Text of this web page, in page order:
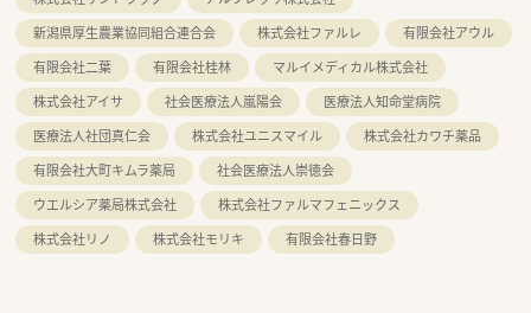
新潟県厚生農業協同組合連合会
株式会社ファルレ
有限会社アウル
有限会社二葉
有限会社桂林
マルイメディカル株式会社
株式会社アイサ
社会医療法人嵐陽会
医療法人知命堂病院
医療法人社団真仁会
株式会社ユニスマイル
株式会社カワチ薬品
有限会社大町キムラ薬局
社会医療法人崇徳会
ウエルシア薬局株式会社
株式会社ファルマフェニックス
株式会社リノ
株式会社モリキ 有限会社春日野